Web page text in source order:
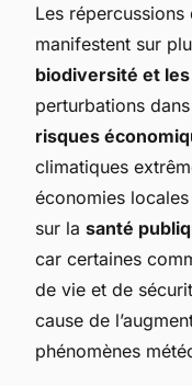
Les
manifestent sur
biodiversité et
perturbations
risques
climatiques
économies
sur la santé
car certaines
de vie et de
cause de
phénomènes